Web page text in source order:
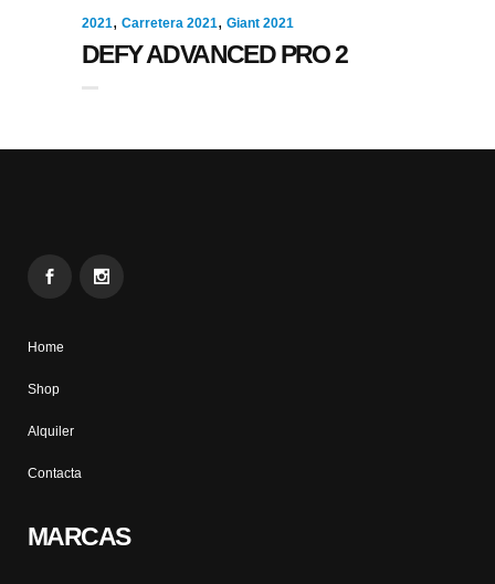
2021, Carretera 2021, Giant 2021
DEFY ADVANCED PRO 2
Home
Shop
Alquiler
Contacta
MARCAS